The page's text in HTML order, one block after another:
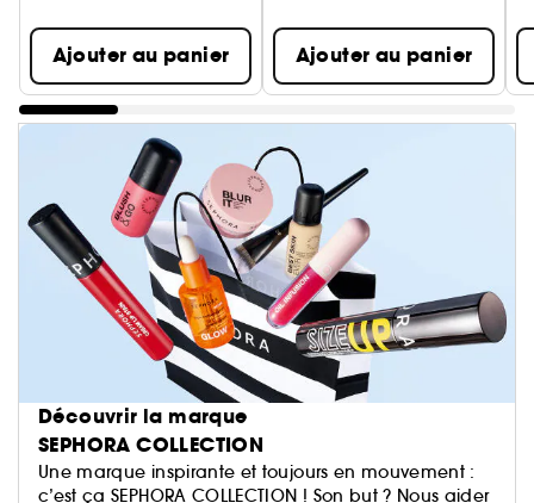
Ajouter au panier Ajouter au panier
Découvrir la marque
SEPHORA COLLECTION
Une marque inspirante et toujours en mouvement :
c’est ça SEPHORA COLLECTION ! Son but ? Nous aider